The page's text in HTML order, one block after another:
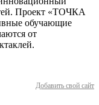
Проект «ТОЧКА
обучающие
от
Добавить свой сайт